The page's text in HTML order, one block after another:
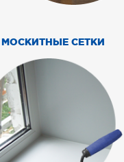
МОСКИТНЫЕ СЕТКИ